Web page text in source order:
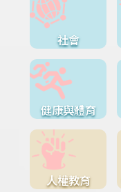
社會
健康與體育
人權教育